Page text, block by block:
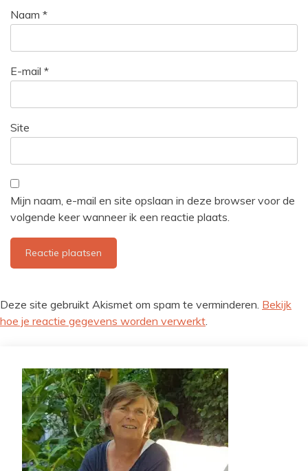
Naam *
E-mail *
Site
Mijn naam, e-mail en site opslaan in deze browser voor de
volgende keer wanneer ik een reactie plaats.
Deze site gebruikt Akismet om spam te verminderen. Bekijk
hoe je reactie gegevens worden verwerkt